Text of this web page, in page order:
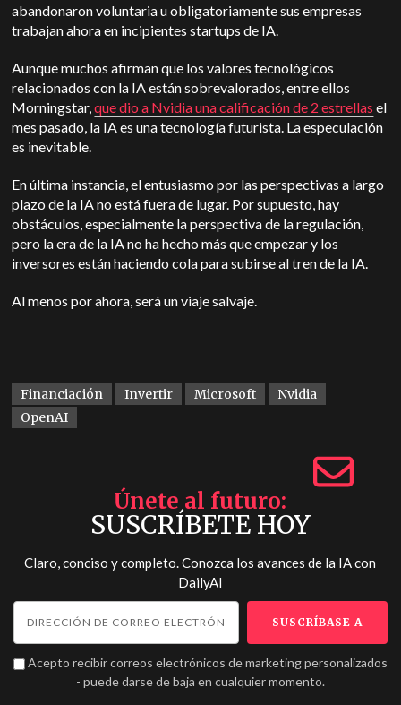
abandonaron voluntaria u obligatoriamente sus empresas
trabajan ahora en incipientes startups de IA.
Aunque muchos afirman que los valores tecnológicos
relacionados con la IA están sobrevalorados, entre ellos
Morningstar,que dio a Nvidia una calificación de 2 estrellas el
mes pasado, la IA es una tecnología futurista. La especulación
es inevitable.
En última instancia, el entusiasmo por las perspectivas a largo
plazo de la IA no está fuera de lugar. Por supuesto, hay
obstáculos, especialmente la perspectiva de la regulación,
pero la era de la IA no ha hecho más que empezar y los
inversores están haciendo cola para subirse al tren de la IA.
Al menos por ahora, será un viaje salvaje.
Financiación Invertir Microsoft
Nvidia
OpenAI
Únete al futuro
SUSCRÍBETE HOY
Claro, conciso y completo. Conozca los avances de la IA con
DailyAI
Acepto recibir correos electrónicos de marketing personalizados
- puede darse de baja en cualquier momento.